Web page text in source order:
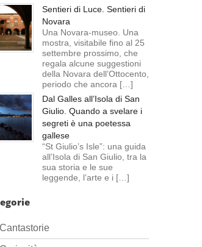
Sentieri di Luce. Sentieri di
Novara
Una Novara-museo. Una
mostra, visitabile fino al 25
settembre prossimo, che
regala alcune suggestioni
della Novara dell’Ottocento,
periodo che ancora […]
Dal Galles all’Isola di San
Giulio. Quando a svelare i
segreti è una poetessa
gallese
“St Giulio’s Isle”: una guida
all’Isola di San Giulio, tra la
sua storia e le sue
leggende, l’arte e i […]
Cantastorie